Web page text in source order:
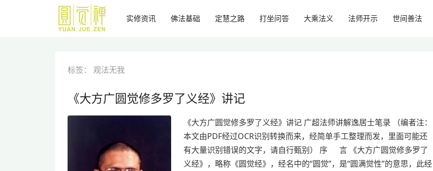
实修资讯 佛法基础 定慧之路 打坐问答 大乘法义 法师开示 世间善法
标签： 观法无我
《大方广圆觉修多罗了义经》讲记
《大方广圆觉修多罗了义经》讲记 广超法师讲解逸居士笔录 （编者注：
本文由PDF经过OCR识别转换而来，经简单手工整理而发，里面可能还
有大量识别错误的文字，请自行甄别） 序 言 《大方广圆觉修多罗了
义经》，略称《圆觉经》，经名中的“圆觉”，是“圆满觉性”的意思，此经